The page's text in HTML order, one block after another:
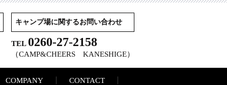
キャンプ場に関するお問い合わせ
TEL 0260-27-2158
（CAMP&CHEERS KANESHIGE）
COMPANY CONTACT